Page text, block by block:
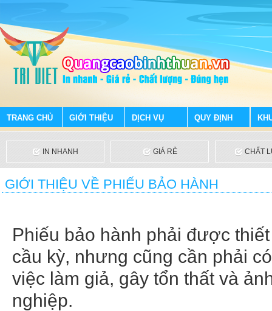
TRANG CHỦ GIỚI THIỆU DỊCH VỤ QUY ĐỊNH
IN NHANH GIÁ RẺ CHẤT
GIỚI THIỆU VỀ PHIẾU BẢO HÀNH
Phiếu bảo hành phải được
cầu kỳ, nhưng cũng cần phải
việc làm giả, gây tổn thất và
nghiệp.